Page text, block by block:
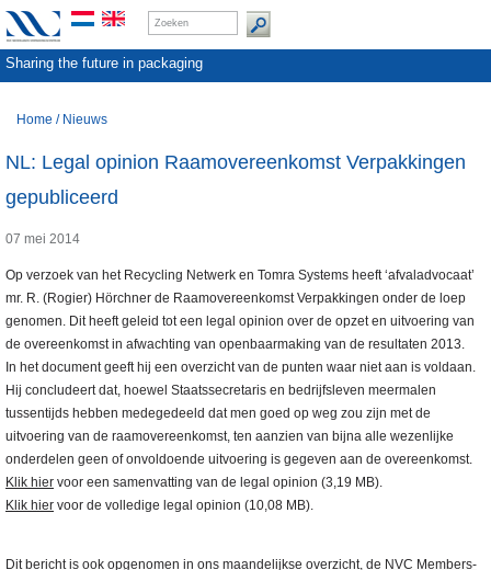
Sharing the future in packaging
Home / Nieuws
NL: Legal opinion Raamovereenkomst Verpakkingen
gepubliceerd
07 mei 2014
Op verzoek van het Recycling Netwerk en Tomra Systems heeft ‘afvaladvocaat’
mr. R. (Rogier) Hörchner de Raamovereenkomst Verpakkingen onder de loep
genomen. Dit heeft geleid tot een legal opinion over de opzet en uitvoering van
de overeenkomst in afwachting van openbaarmaking van de resultaten 2013.
In het document geeft hij een overzicht van de punten waar niet aan is voldaan.
Hij concludeert dat, hoewel Staatssecretaris en bedrijfsleven meermalen
tussentijds hebben medegedeeld dat men goed op weg zou zijn met de
uitvoering van de raamovereenkomst, ten aanzien van bijna alle wezenlijke
onderdelen geen of onvoldoende uitvoering is gegeven aan de overeenkomst.
Klik hier voor een samenvatting van de legal opinion (3,19 MB).
Klik hier voor de volledige legal opinion (10,08 MB).
Dit bericht is ook opgenomen in ons maandelijkse overzicht, de NVC Members-